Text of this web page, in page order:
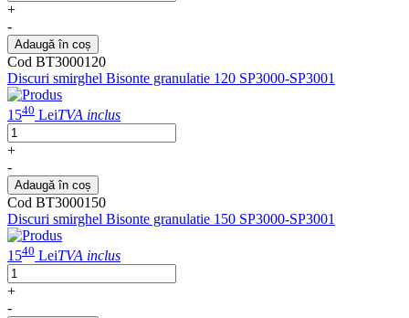
+
-
Adaugă în coș
Cod BT3000120
Discuri smirghel Bisonte granulatie 120 SP3000-SP3001
1540 LeiTVA inclus
+
-
Adaugă în coș
Cod BT3000150
Discuri smirghel Bisonte granulatie 150 SP3000-SP3001
1540 LeiTVA inclus
+
-